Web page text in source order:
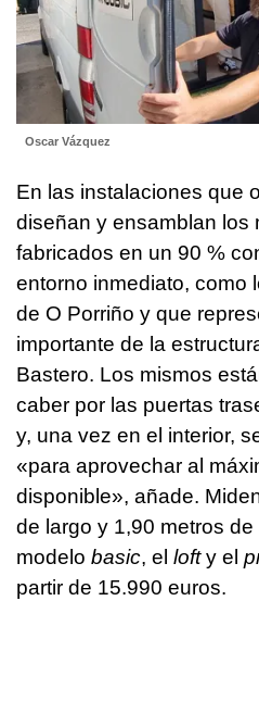
Oscar Vázquez
En las instalaciones que
diseñan y ensamblan los
fabricados en un 90 %
entorno inmediato, como
de O Porriño y que
importante de la
Bastero. Los mismos
caber por las puertas
y, una vez en el interior,
«para aprovechar al
disponible», añade.
de largo y 1,90 metros de
modelo basic, el lofty el
partir de 15.990 euros.